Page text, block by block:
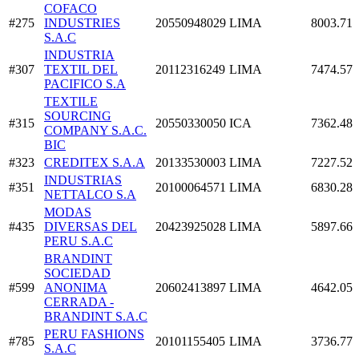
#275
COFACO
INDUSTRIES
S.A.C
20550948029 LIMA 8003.71
#307
INDUSTRIA
TEXTIL DEL
PACIFICO S.A
20112316249 LIMA 7474.57
#315
TEXTILE
SOURCING
COMPANY S.A.C.
BIC
20550330050 ICA 7362.48
#323 CREDITEX S.A.A 20133530003 LIMA
7227.52
#351
INDUSTRIAS
NETTALCO S.A
20100064571 LIMA 6830.28
#435
MODAS
DIVERSAS DEL
PERU S.A.C
20423925028 LIMA 5897.66
#599
BRANDINT
SOCIEDAD
ANONIMA
CERRADA -
BRANDINT S.A.C
20602413897 LIMA 4642.05
#785
PERU FASHIONS
S.A.C
20101155405 LIMA 3736.77